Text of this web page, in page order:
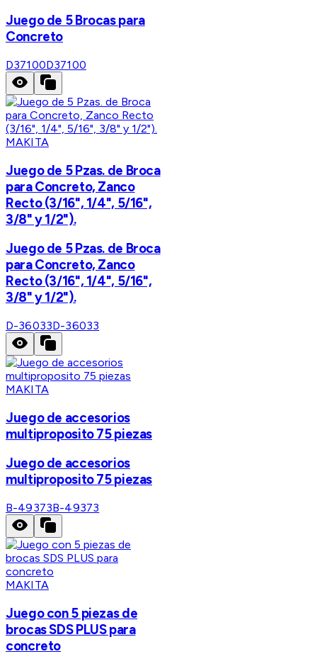
Juego de 5 Brocas para
Concreto
D37100D37100
MAKITA
Juego de 5 Pzas. de Broca
para Concreto, Zanco
Recto (3/16", 1/4", 5/16",
3/8" y 1/2").
Juego de 5 Pzas. de Broca
para Concreto, Zanco
Recto (3/16", 1/4", 5/16",
3/8" y 1/2").
D-36033D-36033
MAKITA
Juego de accesorios
multiproposito 75 piezas
Juego de accesorios
multiproposito 75 piezas
B-49373B-49373
MAKITA
Juego con 5 piezas de
brocas SDS PLUS para
concreto